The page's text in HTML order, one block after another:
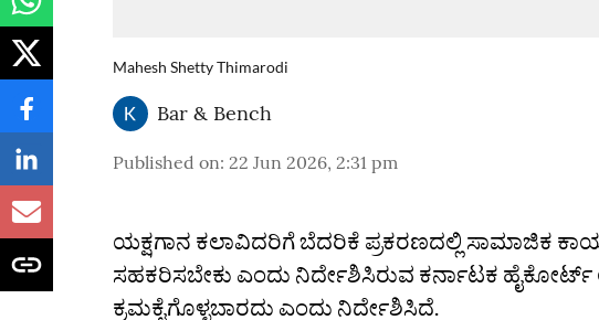
Mahesh Shetty Thimarodi
Bar & Bench
Published on: 22 Jun 2026, 2:31 pm
ಯಕ್ಷಗಾನ ಕಲಾವಿದರಿಗೆ ಬೆದರಿಕೆ ಪ್ರಕರಣದಲ್ಲಿ ಸಾಮಾಜಿಕ
ಸಹಕರಿಸಬೇಕು ಎಂದು ನಿರ್ದೇಶಿಸಿರುವ ಕರ್ನಾಟಕ
ಕ್ರಮಕೈಗೊಳ್ಳಬಾರದು ಎಂದು ನಿರ್ದೇಶಿಸಿದೆ.